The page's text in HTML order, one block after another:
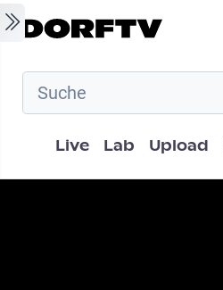
Skip to main content
Hauptnavigation
Live Lab Upload